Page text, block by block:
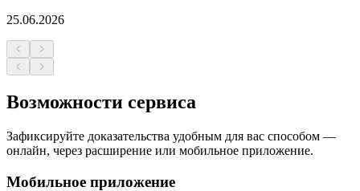
25.06.2026
Возможности сервиса
Зафиксируйте доказательства удобным для вас способом —
онлайн, через расширение или мобильное приложение.
Мобильное приложение